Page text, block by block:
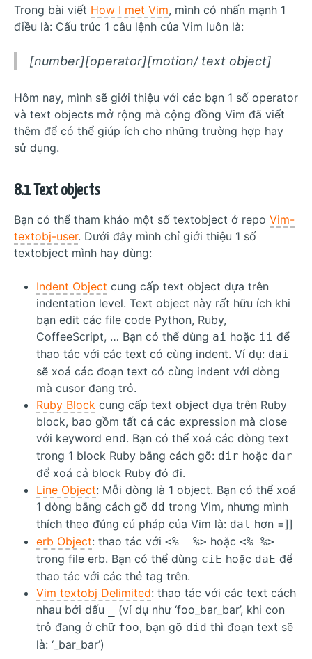
Trong bài viết How I met Vim, mình có nhấn mạnh 1
điều là: Cấu trúc 1 câu lệnh của Vim luôn là:
[number][operator][motion/ text object]
Hôm nay, mình sẽ giới thiệu với các bạn 1 số operator
và text objects mở rộng mà cộng đồng Vim đã viết
thêm để có thể giúp ích cho những trường hợp hay
sử dụng.
8.1 Text objects
Bạn có thể tham khảo một số textobject ở repo Vim-
textobj-user. Dưới đây mình chỉ giới thiệu 1 số
textobject mình hay dùng:
Indent Object cung cấp text object dựa trên
indentation level. Text object này rất hữu ích khi
bạn edit các file code Python, Ruby,
CoffeeScript, … Bạn có thể dùng ai hoặc ii để
thao tác với các text có cùng indent. Ví dụ: dai
sẽ xoá các đoạn text có cùng indent với dòng
mà cusor đang trỏ.
Ruby Block cung cấp text object dựa trên Ruby
block, bao gồm tất cả các expression mà close
với keyword end. Bạn có thể xoá các dòng text
trong 1 block Ruby bằng cách gõ: dir hoặc dar
để xoá cả block Ruby đó đi.
Line Object: Mỗi dòng là 1 object. Bạn có thể xoá
1 dòng bằng cách gõ dd trong Vim, nhưng mình
thích theo đúng cú pháp của Vim là: dal hơn =]]
erb Object: thao tác với <%= %> hoặc <% %>
trong file erb. Bạn có thể dùng ciE hoặc daE để
thao tác với các thẻ tag trên.
Vim textobj Delimited: thao tác với các text cách
nhau bởi dấu
(ví dụ như ‘foo_bar_bar’, khi con
trỏ đang ở chữ foo, bạn gõ did thì đoạn text sẽ
là: ‘_bar_bar’)